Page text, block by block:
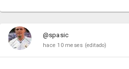
@spasic
hace 10 meses (editado)